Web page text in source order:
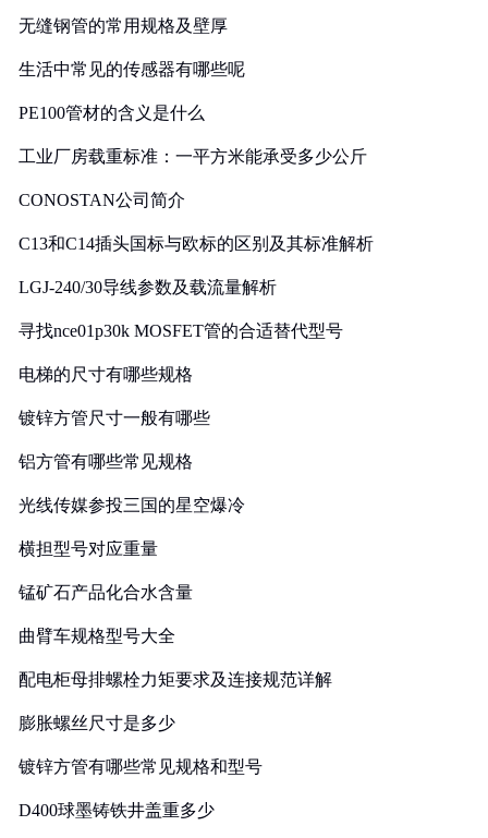
无缝钢管的常用规格及壁厚
生活中常见的传感器有哪些呢
PE100管材的含义是什么
工业厂房载重标准：一平方米能承受多少公斤
CONOSTAN公司简介
C13和C14插头国标与欧标的区别及其标准解析
LGJ-240/30导线参数及载流量解析
寻找nce01p30k MOSFET管的合适替代型号
电梯的尺寸有哪些规格
镀锌方管尺寸一般有哪些
铝方管有哪些常见规格
光线传媒参投三国的星空爆冷
横担型号对应重量
锰矿石产品化合水含量
曲臂车规格型号大全
配电柜母排螺栓力矩要求及连接规范详解
膨胀螺丝尺寸是多少
镀锌方管有哪些常见规格和型号
D400球墨铸铁井盖重多少